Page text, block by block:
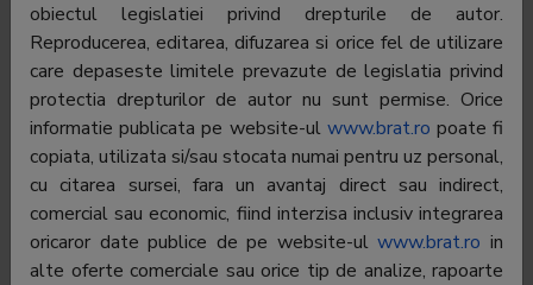
Numele
editorului:
Adevarul Holding SRL
Periodicitate: Cotidian
Category:
Cotidian sau saptamanal generalist, local sau
regional
Aria de difuzare: Local
Tip: Gratuita
obiectul legislatiei privind drepturile de autor.
Reproducerea, editarea, difuzarea si orice fel de utilizare
care depaseste limitele prevazute de legislatia privind
protectia drepturilor de autor nu sunt permise. Orice
informatie publicata pe website-ul www.brat.ro poate fi
copiata, utilizata si/sau stocata numai pentru uz personal,
cu citarea sursei, fara un avantaj direct sau indirect,
comercial sau economic, fiind interzisa inclusiv integrarea
oricaror date publice de pe website-ulwww.brat.ro in
alte oferte comerciale sau orice tip de analize, rapoarte